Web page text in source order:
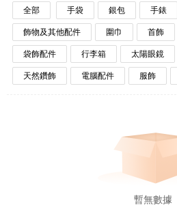
全部 手袋 銀包 手錶
飾物及其他配件 圍巾 首飾
袋飾配件 行李箱 太陽眼鏡
天然鑽飾 電腦配件 服飾
暫無數據